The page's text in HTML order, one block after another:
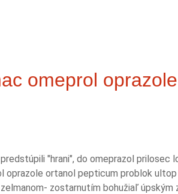
omeprol
"hrani", do omeprazol
ortanol pepticum problok
zostarnutím bohužiaľ